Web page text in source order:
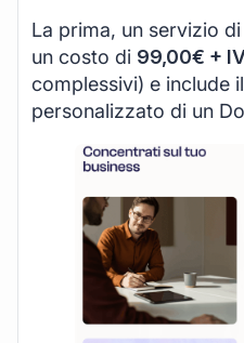
La prima, un servizio
un costo di 99,00€ +
complessivi) e include
personalizzato di un